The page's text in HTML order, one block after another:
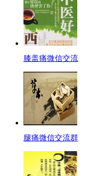
膝盖痛微信交流
腿痛微信交流群